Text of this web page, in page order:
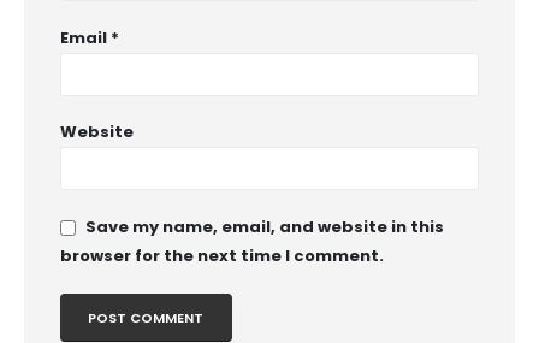
Email *
Website
Save my name, email, and website in this
browser for the next time I comment.